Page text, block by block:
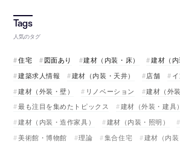
人気のタグ
住宅 図面あり 建材（内装・床） 建材（内
建築求人情報
建材（内装・天井） 店舗
建材（外装・壁）
リノベーション 建材（外
最も注目を集めたトピックス
建材（外装・建具）
建材（内装・造作家具）
建材（内装・照明）
美術館・博物館
理論 集合住宅
建材（内装